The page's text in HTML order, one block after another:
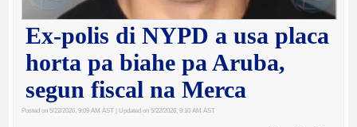
Ex-polis di NYPD a usa placa
horta pa biahe pa Aruba,
segun fiscal na Merca
Posted on 5/22/2026, 9:09 AM AST | Updated on 5/22/2026, 9:10 AM AST